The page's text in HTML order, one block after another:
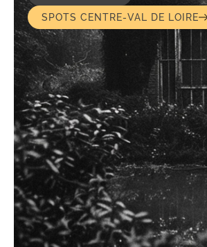
SPOTS CENTRE-VAL DE LOIRE